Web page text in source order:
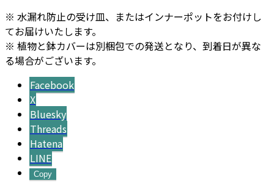
※ 水漏れ防止の受け皿、またはインナーポットをお付けし
てお届けいたします。
※ 植物と鉢カバーは別梱包での発送となり、到着日が異な
る場合がございます。
Facebook
X
Bluesky
Threads
Hatena
LINE
Copy